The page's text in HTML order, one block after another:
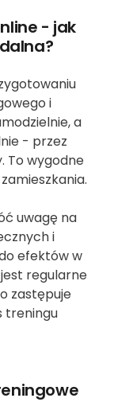
- jak
i
a
- przez
To wygodne
uwagę na
i
efektów w
regularne
zastępuje
treningu